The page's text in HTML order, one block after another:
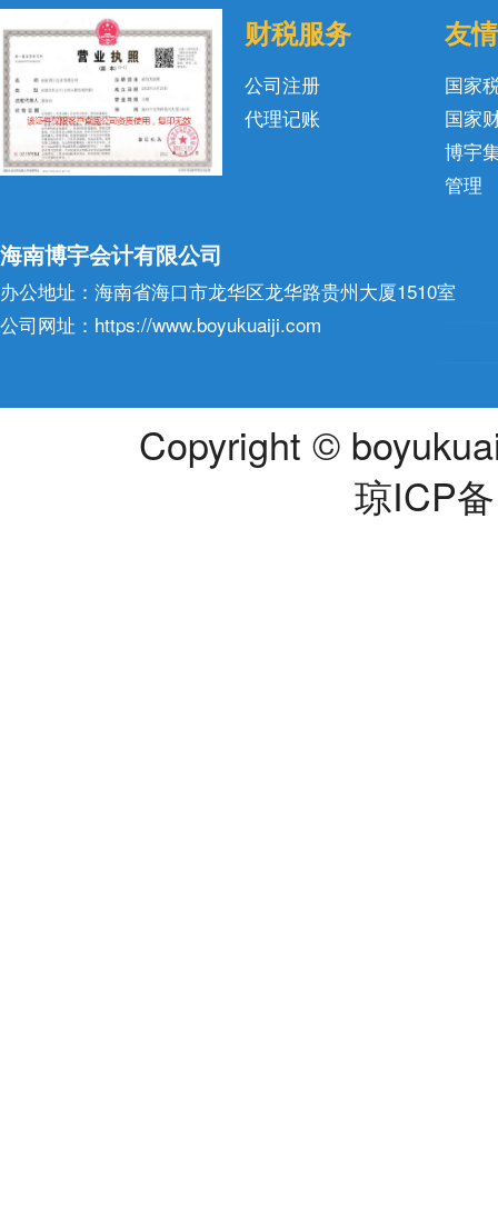
财税服务
公司注册
代理记账
友
国家
国家
博宇
管理
海南博宇会计有限公司
办公地址：海南省海口市龙华区龙华路贵州大厦1510室
公司网址：https://www.boyukuaiji.com
Copyright ©
琼ICP